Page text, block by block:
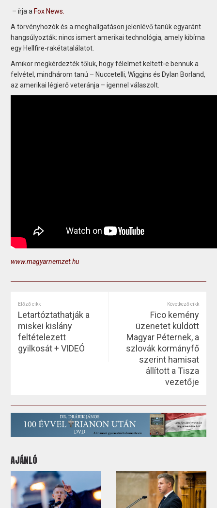
– írja a Fox News.
A törvényhozók és a meghallgatáson jelenlévő tanúk egyaránt
hangsúlyozták: nincs ismert amerikai technológia, amely kibírna
egy Hellfire-rakétatalálatot.
Amikor megkérdezték tőlük, hogy félelmet keltett-e bennük a
felvétel, mindhárom tanú – Nuccetelli, Wiggins és Dylan Borland,
az amerikai légierő veteránja – igennel válaszolt.
www.magyarnemzet.hu
Előző cikk
Letartóztathatják a
miskei kislány
feltételezett
gyilkosát + VIDEÓ
Következő cikk
Fico kemény
üzenetet küldött
Magyar Péternek, a
szlovák kormányfő
szerint hamisat
állított a Tisza
vezetője
AJÁNLÓ